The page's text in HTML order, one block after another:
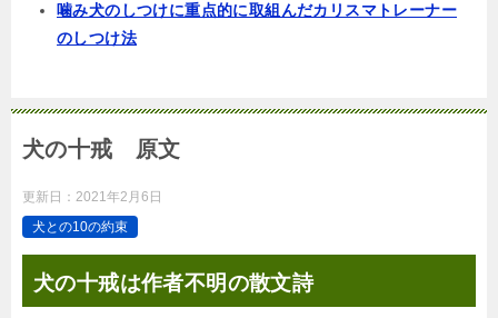
噛み犬のしつけに重点的に取組んだカリスマトレーナー
のしつけ法
犬の十戒 原文
更新日： 2021年2月6日
犬との10の約束
犬の十戒は作者不明の散文詩